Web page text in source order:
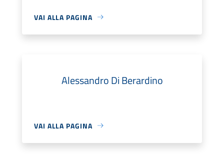
VAI ALLA PAGINA
Alessandro Di Berardino
VAI ALLA PAGINA